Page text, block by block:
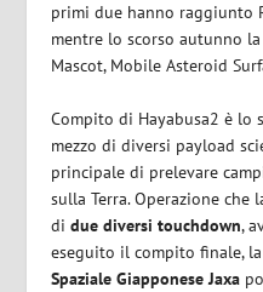
primi due hanno raggiunto
mentre lo scorso autunno
Mascot, Mobile Asteroid
Compito di Hayabusa2 è lo
mezzo di diversi payload
principale di prelevare
sulla Terra. Operazione
didue diversi touchdown,
eseguito il compito finale,
Spaziale Giapponese Jaxa